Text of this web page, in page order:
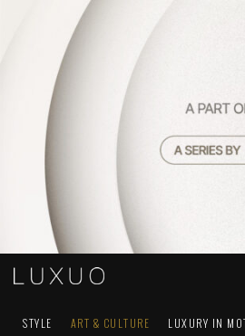
STYLE ART & CULTURE LUXURY IN